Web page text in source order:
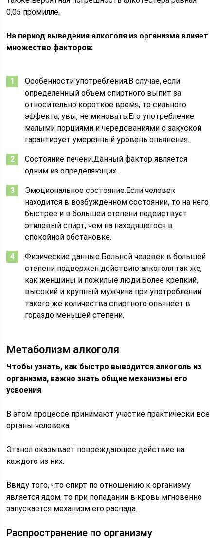
0,05 промилле.
На период выведения алкоголя из организма влияет
множество факторов:
Особенности употребления.В случае, если
определенный объем спиртного выпит за
относительно короткое время, то сильного
эффекта, увы, не миновать.Его употребление
малыми порциями и чередованиями с закуской
гарантирует умеренный уровень опьянения.
Состояние печени.Данный фактор является
одним из определяющих.
Эмоциональное состояние.Если человек
находится в возбужденном состоянии, то на него
быстрее и в большей степени подействует
этиловый спирт, чем на находящегося в
спокойной обстановке.
Физические данные.Больной человек в большей
степени подвержен действию алкоголя так же,
как женщины и пожилые люди.Более крепкий,
высокий и крупный мужчина при употреблении
такого же количества спиртного опьянеет в
гораздо меньшей степени.
Метаболизм алкоголя
Чтобы узнать, как быстро выводится алкоголь из
организма, важно знать общие механизмы его
усвоения.
В этом процессе принимают участие практически все
органы человека.
Этанол оказывает повреждающее действие на
каждого из них.
Ввиду того, что спирт по отношению к организму
является ядом, то при попадании в кровь мгновенно
запускается механизм его распада.
Распространение по организму